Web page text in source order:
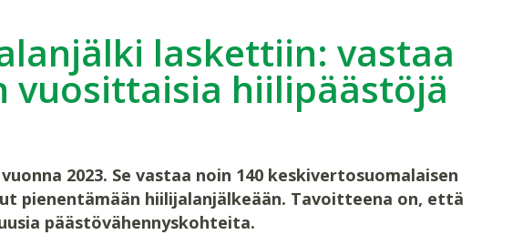
laskettiin: vastaa
vuosittaisia hiilipäästöjä
2023. Se vastaa noin 140 keskivertosuomalaisen
pienentämään hiilijalanjälkeään. Tavoitteena on, että
päästövähennyskohteita.